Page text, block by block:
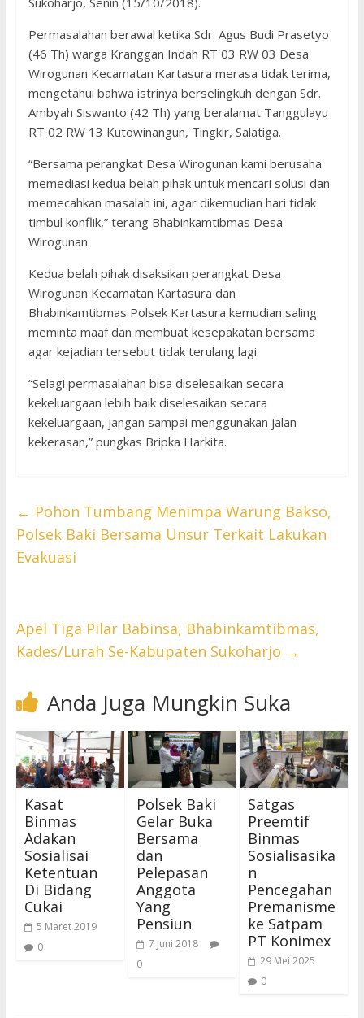
Permasalahan berawal ketika Sdr. Agus Budi Prasetyo
(46 Th) warga Kranggan Indah RT 03 RW 03 Desa
Wirogunan Kecamatan Kartasura merasa tidak terima,
mengetahui bahwa istrinya berselingkuh dengan Sdr.
Ambyah Siswanto (42 Th) yang beralamat Tanggulayu
RT 02 RW 13 Kutowinangun, Tingkir, Salatiga.
“Bersama perangkat Desa Wirogunan kami berusaha
memediasi kedua belah pihak untuk mencari solusi dan
memecahkan masalah ini, agar dikemudian hari tidak
timbul konflik,” terang Bhabinkamtibmas Desa
Wirogunan.
Kedua belah pihak disaksikan perangkat Desa
Wirogunan Kecamatan Kartasura dan
Bhabinkamtibmas Polsek Kartasura kemudian saling
meminta maaf dan membuat kesepakatan bersama
agar kejadian tersebut tidak terulang lagi.
“Selagi permasalahan bisa diselesaikan secara
kekeluargaan lebih baik diselesaikan secara
kekeluargaan, jangan sampai menggunakan jalan
kekerasan,” pungkas Bripka Harkita.
← Pohon Tumbang Menimpa Warung Bakso,
Polsek Baki Bersama Unsur Terkait Lakukan
Evakuasi
Apel Tiga Pilar Babinsa, Bhabinkamtibmas,
Kades/Lurah Se-Kabupaten Sukoharjo →
Anda Juga Mungkin Suka
Kasat
Binmas
Adakan
Sosialisai
Ketentuan
Di Bidang
Cukai
5 Maret 2019
0
Polsek Baki
Gelar Buka
Bersama
dan
Pelepasan
Anggota
Yang
Pensiun
7 Juni 2018
0
Satgas
Preemtif
Binmas
Sosialisasika
n
Pencegahan
Premanisme
ke Satpam
PT Konimex
29 Mei 2025
0